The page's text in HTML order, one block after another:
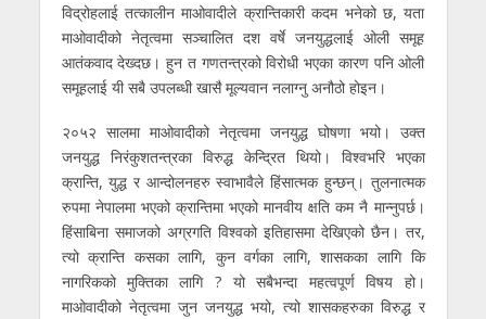
विद्रोहलाई तत्कालीन माओवादीले क्रान्तिकारी कदम भनेको छ, यता
माओवादीको नेतृत्वमा सञ्चालित दश वर्षे जनयुद्धलाई ओली समूह
आतंकवाद देख्दछ। हुन त गणतन्त्रको विरोधी भएका कारण पनि ओली
समूहलाई यी सबै उपलब्धी खासै मूल्यवान नलाग्नु अनौठो होइन।
२०५२ सालमा माओवादीको नेतृत्वमा जनयुद्ध घोषणा भयो। उक्त
जनयुद्ध निरंकुशतन्त्रका विरुद्ध केन्द्रित थियो। विश्वभरि भएका
क्रान्ति, युद्ध र आन्दोलनहरु स्वाभावैले हिंसात्मक हुन्छन्। तुलनात्मक
रुपमा नेपालमा भएको क्रान्तिमा भएको मानवीय क्षति कम नै मान्नुपर्छ।
हिंसाबिना समाजको अग्रगति विश्वको इतिहासमा देखिएको छैन। तर,
त्यो क्रान्ति कसका लागि, कुन वर्गका लागि, शासकका लागि कि
नागरिकको मुक्तिका लागि ? यो सबैभन्दा महत्वपूर्ण विषय हो।
माओवादीको नेतृत्वमा जुन जनयुद्ध भयो, त्यो शासकहरुका विरुद्ध र